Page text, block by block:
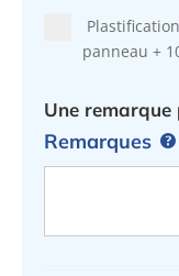
panneau +
Une
Remarques